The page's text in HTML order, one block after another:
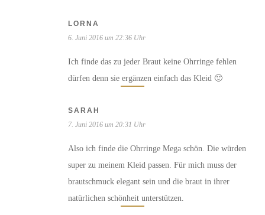
LORNA
6. Juni 2016 um 22:36 Uhr
Ich finde das zu jeder Braut keine Ohrringe fehlen
dürfen denn sie ergänzen einfach das Kleid 🙂
SARAH
7. Juni 2016 um 20:31 Uhr
Also ich finde die Ohrringe Mega schön. Die würden
super zu meinem Kleid passen. Für mich muss der
brautschmuck elegant sein und die braut in ihrer
natürlichen schönheit unterstützen.